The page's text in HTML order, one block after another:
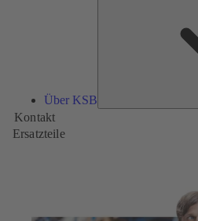
Über KSB
Kontakt
Ersatzteile